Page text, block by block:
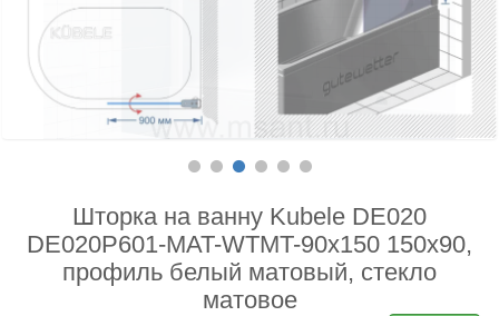
Шторка на ванну Kubele DE020
DE020P601-MAT-WTMT-90х150 150х90,
профиль белый матовый, стекло
матовое